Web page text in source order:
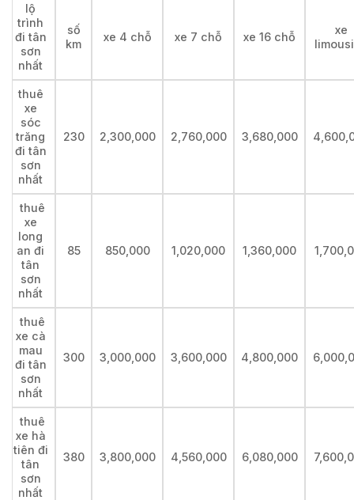
lộ
trình
đi tân
sơn
nhất
số
km
xe 4 chỗ xe 7 chỗ xe 16 chỗ
xe
thuê
xe
sóc
trăng
đi tân
sơn
nhất
230 2,300,000 2,760,000 3,680,000
thuê
xe
long
an đi
tân
sơn
nhất
85 850,000 1,020,000 1,360,000
thuê
xe cà
mau
đi tân
sơn
nhất
300 3,000,000 3,600,000 4,800,000
thuê
xe hà
tiên đi
tân
sơn
nhất
380 3,800,000 4,560,000 6,080,000